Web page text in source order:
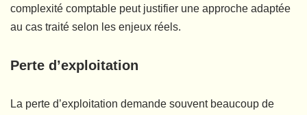
complexité comptable peut justifier une approche adaptée
au cas traité selon les enjeux réels.
Perte d’exploitation
La perte d’exploitation demande souvent beaucoup de